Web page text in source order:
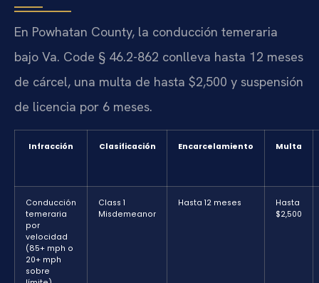
En Powhatan County, la conducción temeraria
bajo Va. Code § 46.2-862 conlleva hasta 12 meses
de cárcel, una multa de hasta $2,500 y suspensión
de licencia por 6 meses.
Infracción Clasificación Encarcelamiento Multa
Conducción
temeraria
por
velocidad
(85+ mph o
20+ mph
sobre
Class 1
Misdemeanor
Hasta 12 meses
Hasta
$2,500